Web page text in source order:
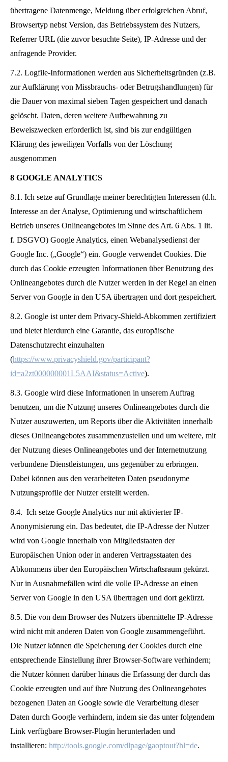
übertragene Datenmenge, Meldung über erfolgreichen Abruf,
Browsertyp nebst Version, das Betriebssystem des Nutzers,
Referrer URL (die zuvor besuchte Seite), IP-Adresse und der
anfragende Provider.
7.2. Logfile-Informationen werden aus Sicherheitsgründen (z.B.
zur Aufklärung von Missbrauchs- oder Betrugshandlungen) für
die Dauer von maximal sieben Tagen gespeichert und danach
gelöscht. Daten, deren weitere Aufbewahrung zu
Beweiszwecken erforderlich ist, sind bis zur endgültigen
Klärung des jeweiligen Vorfalls von der Löschung
ausgenommen
8 GOOGLE ANALYTICS
8.1. Ich setze auf Grundlage meiner berechtigten Interessen (d.h.
Interesse an der Analyse, Optimierung und wirtschaftlichem
Betrieb unseres Onlineangebotes im Sinne des Art. 6 Abs. 1 lit.
f. DSGVO) Google Analytics, einen Webanalysedienst der
Google Inc. („Google“) ein. Google verwendet Cookies. Die
durch das Cookie erzeugten Informationen über Benutzung des
Onlineangebotes durch die Nutzer werden in der Regel an einen
Server von Google in den USA übertragen und dort gespeichert.
8.2. Google ist unter dem Privacy-Shield-Abkommen zertifiziert
und bietet hierdurch eine Garantie, das europäische
Datenschutzrecht einzuhalten
(https://www.privacyshield.gov/participant?
id=a2zt000000001L5AAI&status=Active).
8.3. Google wird diese Informationen in unserem Auftrag
benutzen, um die Nutzung unseres Onlineangebotes durch die
Nutzer auszuwerten, um Reports über die Aktivitäten innerhalb
dieses Onlineangebotes zusammenzustellen und um weitere, mit
der Nutzung dieses Onlineangebotes und der Internetnutzung
verbundene Dienstleistungen, uns gegenüber zu erbringen.
Dabei können aus den verarbeiteten Daten pseudonyme
Nutzungsprofile der Nutzer erstellt werden.
8.4. Ich setze Google Analytics nur mit aktivierter IP-
Anonymisierung ein. Das bedeutet, die IP-Adresse der Nutzer
wird von Google innerhalb von Mitgliedstaaten der
Europäischen Union oder in anderen Vertragsstaaten des
Abkommens über den Europäischen Wirtschaftsraum gekürzt.
Nur in Ausnahmefällen wird die volle IP-Adresse an einen
Server von Google in den USA übertragen und dort gekürzt.
8.5. Die von dem Browser des Nutzers übermittelte IP-Adresse
wird nicht mit anderen Daten von Google zusammengeführt.
Die Nutzer können die Speicherung der Cookies durch eine
entsprechende Einstellung ihrer Browser-Software verhindern;
die Nutzer können darüber hinaus die Erfassung der durch das
Cookie erzeugten und auf ihre Nutzung des Onlineangebotes
bezogenen Daten an Google sowie die Verarbeitung dieser
Daten durch Google verhindern, indem sie das unter folgendem
Link verfügbare Browser-Plugin herunterladen und
installieren: http://tools.google.com/dlpage/gaoptout?hl=de.